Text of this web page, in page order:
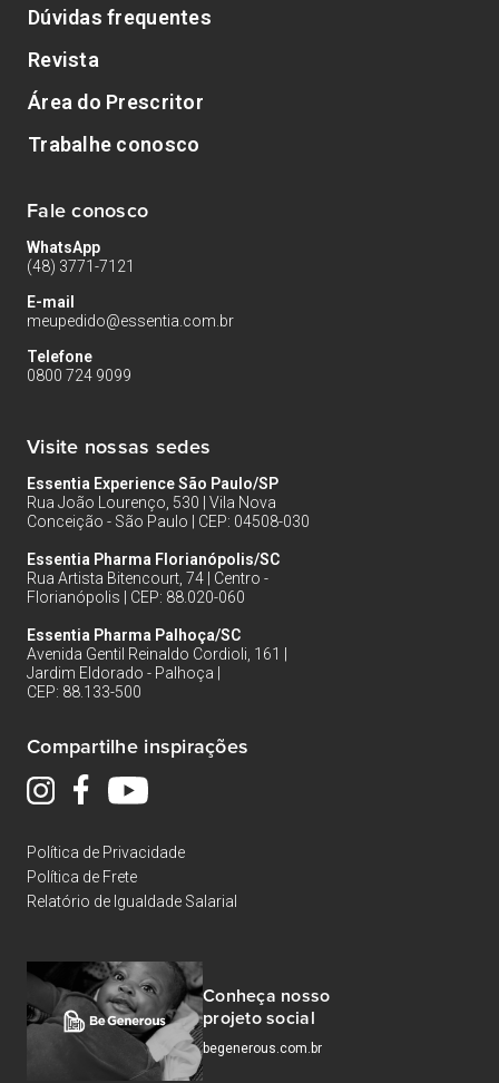
Dúvidas frequentes
Revista
Área do Prescritor
Trabalhe conosco
Fale conosco
WhatsApp
(48) 3771-7121
E-mail
meupedido@essentia.com.br
Telefone
0800 724 9099
Visite nossas sedes
Essentia Experience São Paulo/SP
Rua João Lourenço, 530 | Vila Nova
Conceição - São Paulo | CEP: 04508-030
Essentia Pharma Florianópolis/SC
Rua Artista Bitencourt, 74 | Centro -
Florianópolis | CEP: 88.020-060
Essentia Pharma Palhoça/SC
Avenida Gentil Reinaldo Cordioli, 161 |
Jardim Eldorado - Palhoça |
CEP: 88.133-500
Compartilhe inspirações
Política de Privacidade
Política de Frete
Relatório de Igualdade Salarial
Conheça nosso
projeto social
begenerous.com.br